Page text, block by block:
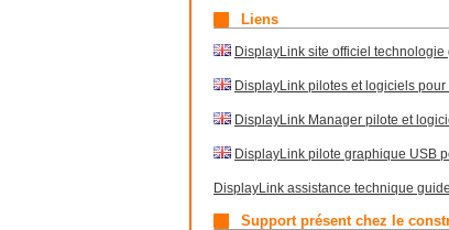
Liens
DisplayLink site officiel
DisplayLink pilotes et logiciels
DisplayLink Manager pilote et
DisplayLink pilote graphique USB
DisplayLink assistance technique
Support présent chez le